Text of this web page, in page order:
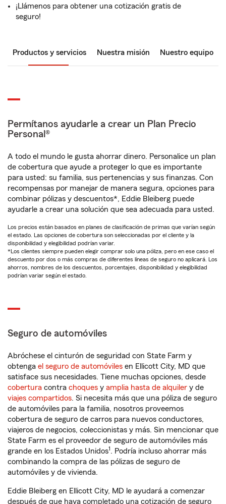
¡Llámenos para obtener una cotización gratis de
seguro!
Productos y servicios Nuestra misión Nuestro equipo
Permítanos ayudarle a crear un Plan Precio
Personal®
A todo el mundo le gusta ahorrar dinero. Personalice un plan
de cobertura que ayude a proteger lo que es importante
para usted: su familia, sus pertenencias y sus finanzas. Con
recompensas por manejar de manera segura, opciones para
combinar pólizas y descuentos*, Eddie Bleiberg puede
ayudarle a crear una solución que sea adecuada para usted.
Los precios están basados en planes de clasificación de primas que varían según
el estado. Las opciones de cobertura son seleccionadas por el cliente y la
disponibilidad y elegibilidad podrían variar.
*Los clientes siempre pueden elegir comprar solo una póliza, pero en ese caso el
descuento por dos o más compras de diferentes líneas de seguro no aplicará. Los
ahorros, nombres de los descuentos, porcentajes, disponibilidad y elegibilidad
podrían variar según el estado.
Seguro de automóviles
Abróchese el cinturón de seguridad con State Farm y
obtenga el seguro de automóviles en Ellicott City, MD que
satisface sus necesidades. Tiene muchas opciones, desde
cobertura contra choques y amplia hasta de alquiler y de
viajes compartidos. Si necesita más que una póliza de seguro
de automóviles para la familia, nosotros proveemos
cobertura de seguro de carros para nuevos conductores,
viajeros de negocios, coleccionistas y más. Sin mencionar que
State Farm es el proveedor de seguro de automóviles más
grande en los Estados Unidos1. Podría incluso ahorrar más
combinando la compra de las pólizas de seguro de
automóviles y de vivienda.
Eddie Bleiberg en Ellicott City, MD le ayudará a comenzar
después de que haya completado una cotización de seguro